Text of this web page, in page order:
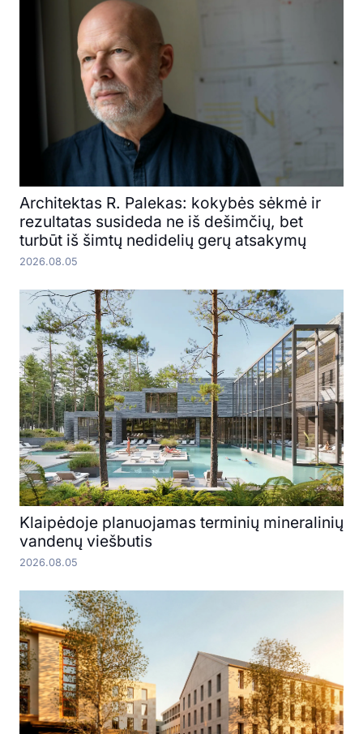
Architektas R. Palekas: kokybės sėkmė ir
rezultatas susideda ne iš dešimčių, bet
turbūt iš šimtų nedidelių gerų atsakymų
2026.08.05
Klaipėdoje planuojamas terminių mineralinių
vandenų viešbutis
2026.08.05